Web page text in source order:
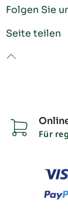
Folgen Sie
Seite teilen
to top
Für